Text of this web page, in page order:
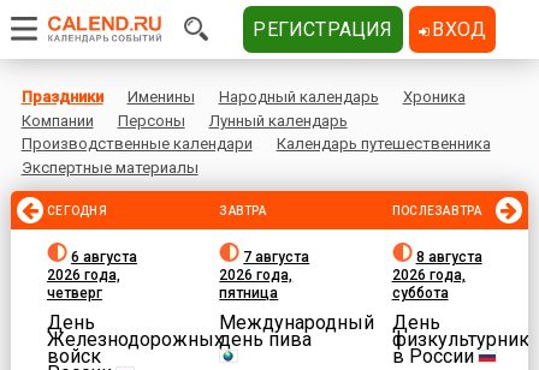
Праздники Именины Народный календарь
Хроника
Компании
Персоны
Лунный календарь
Производственные календари
Календарь путешественника
Экспертные материалы
СЕГОДНЯ
6 августа
2026 года,
четверг
День
Железнодорожных
войск
ЗАВТРА
7 августа
2026 года,
пятница
Международный
день пива
ПОСЛЕЗАВТРА
8 августа
2026 года,
суббота
День
физкультурника
в России
РЕГИСТРАЦИЯ ВХОД